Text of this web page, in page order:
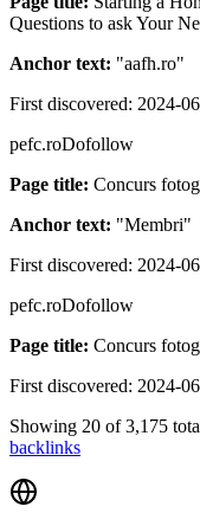
Questions to ask Your
Anchor text: "aafh.ro"
First discovered: 2024-
pefc.roDofollow
Page title: Concurs
Anchor text: "Membri"
First discovered: 2024-
pefc.roDofollow
Page title: Concurs
First discovered: 2024-
Showing 20 of3,175
backlinks